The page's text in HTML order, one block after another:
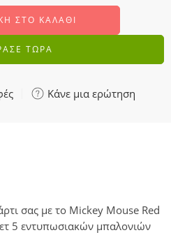
ΣΤΟ ΚΑΛΆΘΙ
ΤΩΡΑ
Κάνε μια ερώτηση
σας με το Mickey Mouse Red
5 εντυπωσιακών μπαλονιών